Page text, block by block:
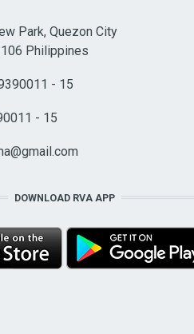
Park, Quezon City
Philippines
- 15
- 15
DOWNLOAD RVA APP